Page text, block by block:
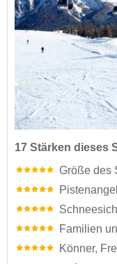
17 Stärken dieses
Größe des
Familien
Könner,